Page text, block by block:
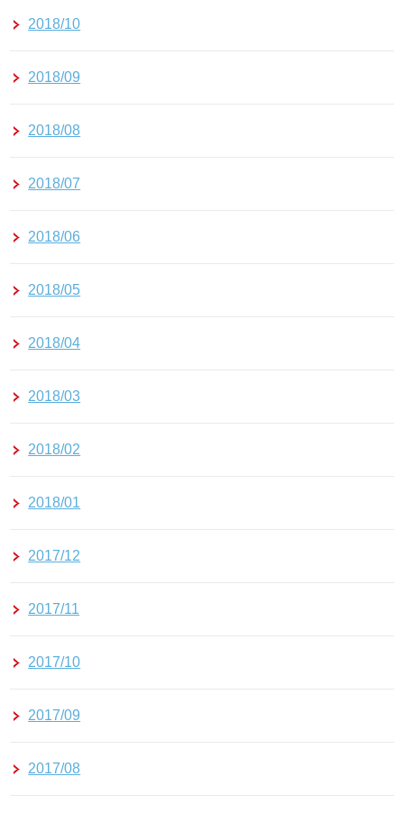
2018/10
2018/09
2018/08
2018/07
2018/06
2018/05
2018/04
2018/03
2018/02
2018/01
2017/12
2017/11
2017/10
2017/09
2017/08